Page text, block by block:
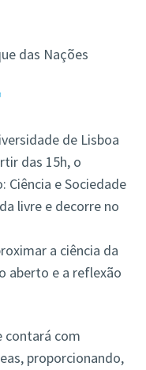
das Nações
de Lisboa
das 15h, o
Ciência e Sociedade
livre e decorre no
a ciência da
aberto e a reflexão
contará com
proporcionando,